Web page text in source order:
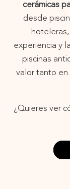
cerámicas
desde
experiencia y
piscinas
valor tanto en
¿Quieres ver